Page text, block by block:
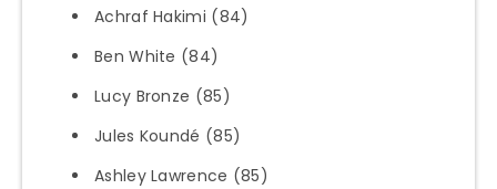
Achraf Hakimi (84)
Ben White (84)
Lucy Bronze (85)
Jules Koundé (85)
Ashley Lawrence (85)